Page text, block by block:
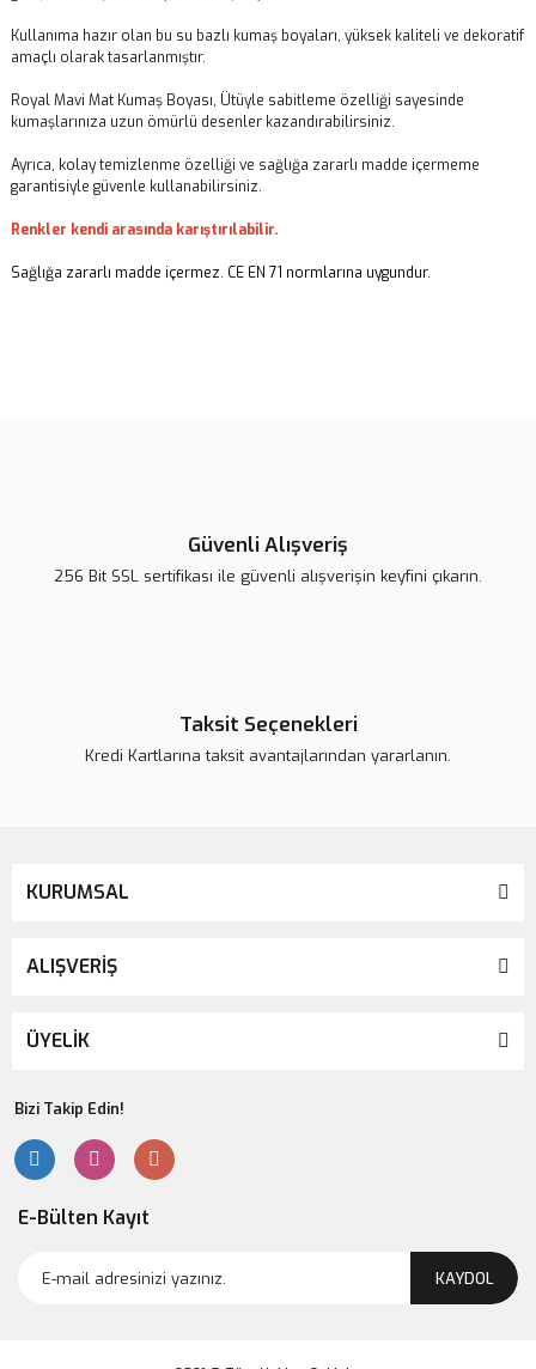
Kullanıma hazır olan bu su bazlı kumaş boyaları, yüksek kaliteli ve dekoratif
amaçlı olarak tasarlanmıştır.
Royal Mavi Mat Kumaş Boyası, Ütüyle sabitleme özelliği sayesinde
kumaşlarınıza uzun ömürlü desenler kazandırabilirsiniz.
Ayrıca, kolay temizlenme özelliği ve sağlığa zararlı madde içermeme
garantisiyle güvenle kullanabilirsiniz.
Renkler kendi arasında karıştırılabilir.
Sağlığa zararlı madde içermez. CE EN 71 normlarına uygundur.
Güvenli Alışveriş
256 Bit SSL sertifikası ile güvenli alışverişin keyfini çıkarın.
Taksit Seçenekleri
Kredi Kartlarına taksit avantajlarından yararlanın.
KURUMSAL
ALIŞVERİŞ
ÜYELİK
Bizi Takip Edin!
E-Bülten Kayıt
KAYDOL